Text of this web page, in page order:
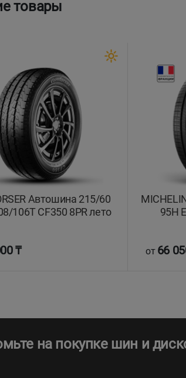
товары
Автошина 215/60
106T CF350 8PR лето
₸
95H
от 66
на покупке шин и